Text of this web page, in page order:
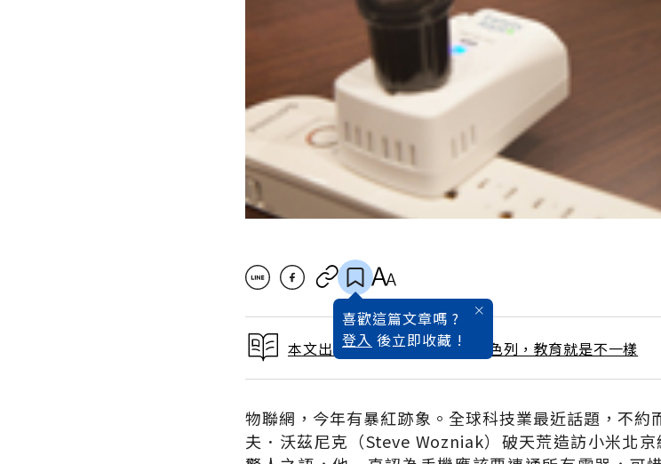
喜歡這篇文章嗎 ?
登入 後立即收藏 !
本文出自 2014 / 6月號雜誌 以色列，教育就是不一樣
物聯網，今年有暴紅跡象。全球科技業最近話題，不
夫．沃茲尼克（Steve Wozniak）破天荒造訪小米北